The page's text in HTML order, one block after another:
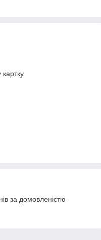
за домовленістю